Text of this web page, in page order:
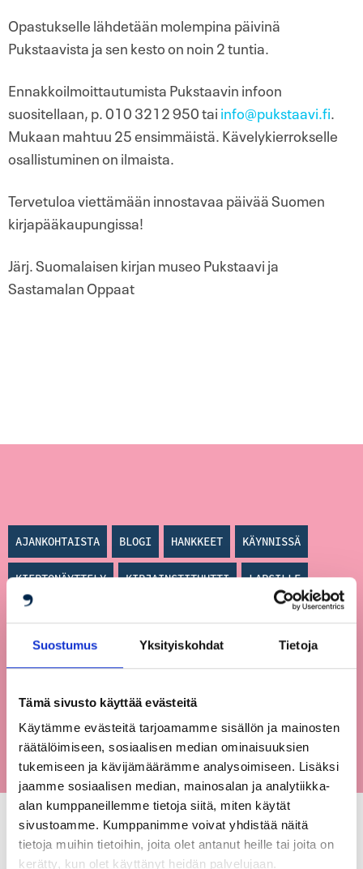
Suostumus Yksityiskohdat Tietoja
Tämä sivusto käyttää evästeitä
Käytämme evästeitä tarjoamamme sisällön ja mainosten
räätälöimiseen, sosiaalisen median ominaisuuksien
tukemiseen ja kävijämäärämme analysoimiseen. Lisäksi
jaamme sosiaalisen median, mainosalan ja analytiikka-
alan kumppaneillemme tietoja siitä, miten käytät
sivustoamme. Kumppanimme voivat yhdistää näitä
tietoja muihin tietoihin, joita olet antanut heille tai joita on
kerätty, kun olet käyttänyt heidän palvelujaan.
Opastukselle lähdetään molempina päivinä
Pukstaavista ja sen kesto on noin 2 tuntia.
Ennakkoilmoittautumista Pukstaavin infoon
suositellaan, p. 010 3212 950 taiinfo@pukstaavi.fi
Mukaan mahtuu 25 ensimmäistä. Kävelykierrokselle
osallistuminen on ilmaista.
Tervetuloa viettämään innostavaa päivää Suomen
kirjapääkaupungissa!
Järj. Suomalaisen kirjan museo Pukstaavi ja
Sastamalan Oppaat
AJANKOHTAISTA BLOGI HANKKEET KÄYNNISSÄ
KIERTONÄYTTELY KIRJAINSTITUUTTI LAPSILLE
OPETUSMATERIAALIT
PUKSTAAVI PYSYVÄ SASMU SIJAINTI TAPAHTUMAT